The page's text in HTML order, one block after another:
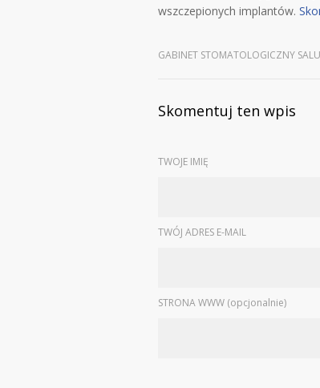
wszczepionych implantów.
GABINET STOMATOLOGICZNY
Skomentuj ten wpis
TWOJE IMIĘ
TWÓJ ADRES E-MAIL
STRONA WWW (opcjonalnie)